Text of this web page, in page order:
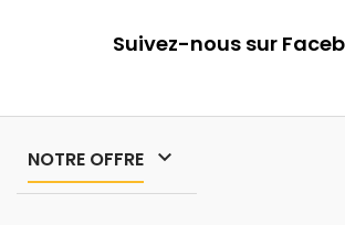
Suivez-nous sur
NOTRE OFFRE 